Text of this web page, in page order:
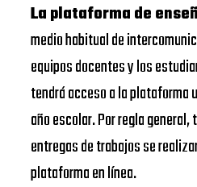
La plataforma de
medio habitual de
equipos docentes y los
tendrá acceso a la plataforma
año escolar. Por regla
entregas de trabajos se
plataforma en línea.